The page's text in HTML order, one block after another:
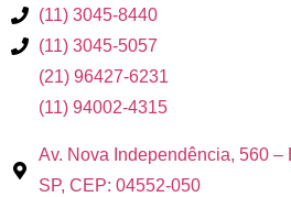
(11) 3045-8440
(11) 3045-5057
(21) 96427-6231
(11) 94002-4315
Av. Nova Independência, 560
SP, CEP: 04552-050